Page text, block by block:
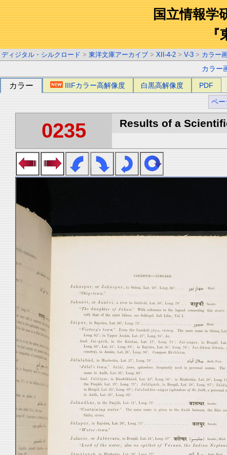
国立情報学
『
ディジタル・シルクロード > 東洋文庫アーカイブ > XII-4-2 > V-3 > カラー
カラー
カラー IIIFカラー高解像度 白黒高解像度 PDF
ペー
0235 Results of a